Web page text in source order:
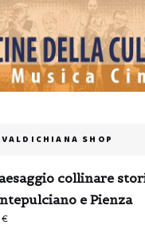
VALDICHIANA SHOP
collinare
e Pienza
€